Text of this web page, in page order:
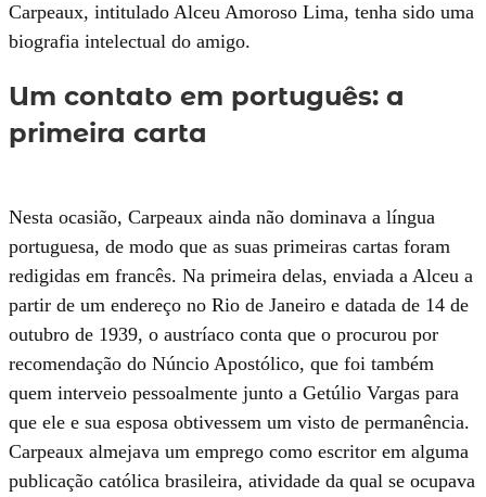
Carpeaux, intitulado Alceu Amoroso Lima, tenha sido uma
biografia intelectual do amigo.
Um contato em português: a
primeira carta
Nesta ocasião, Carpeaux ainda não dominava a língua
portuguesa, de modo que as suas primeiras cartas foram
redigidas em francês. Na primeira delas, enviada a Alceu a
partir de um endereço no Rio de Janeiro e datada de 14 de
outubro de 1939, o austríaco conta que o procurou por
recomendação do Núncio Apostólico, que foi também
quem interveio pessoalmente junto a Getúlio Vargas para
que ele e sua esposa obtivessem um visto de permanência.
Carpeaux almejava um emprego como escritor em alguma
publicação católica brasileira, atividade da qual se ocupava